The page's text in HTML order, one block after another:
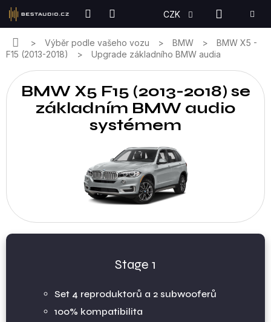
Přejít
obsah
CZK
KOŠÍK
DomůVýběr podle vašeho vozu BMW
BMW X5 -
F15 (2013-2018)
Upgrade základního BMW audia
BMW X5 F15 (2013-2018) se
základním BMW audio
systémem
Stage 1
Set 4 reproduktorů a 2 subwooferů
100% kompatibilita